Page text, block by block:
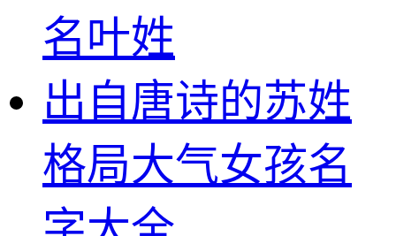
名叶姓
出自唐诗的苏姓
格局大气女孩名